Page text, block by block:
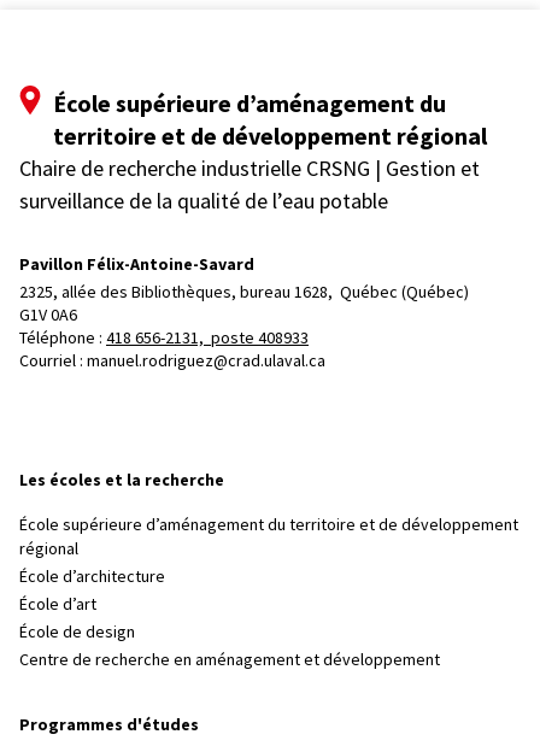
École supérieure d’aménagement du
territoire et de développement régional
Chaire de recherche industrielle CRSNG | Gestion et
surveillance de la qualité de l’eau potable
Pavillon Félix-Antoine-Savard
2325, allée des Bibliothèques, bureau 1628, Québec (Québec)
G1V 0A6
Téléphone : 418 656-2131, poste 408933
Courriel : manuel.rodriguez@crad.ulaval.ca
Les écoles et la recherche
École supérieure d’aménagement du territoire et de développement
régional
École d’architecture
École d’art
École de design
Centre de recherche en aménagement et développement
Programmes d'études